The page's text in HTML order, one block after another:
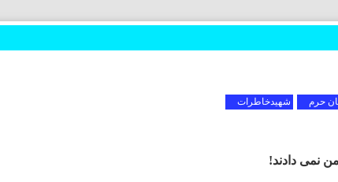
حرم شهیدخاطرات
نمی دادند!